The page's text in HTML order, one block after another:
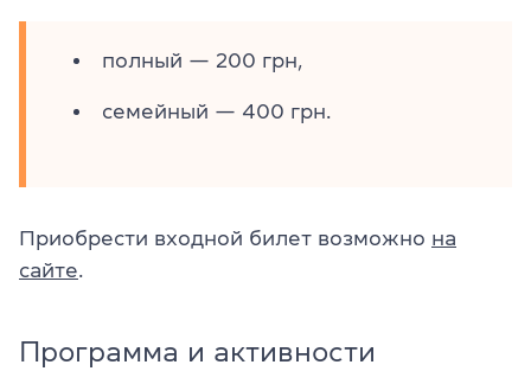
полный — 200 грн,
семейный — 400 грн.
Приобрести входной билет возможно на
сайте.
Программа и активности